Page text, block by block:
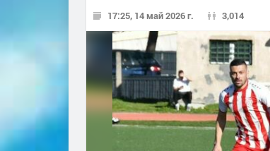
17:25, 14 май 2026 г. 3,014